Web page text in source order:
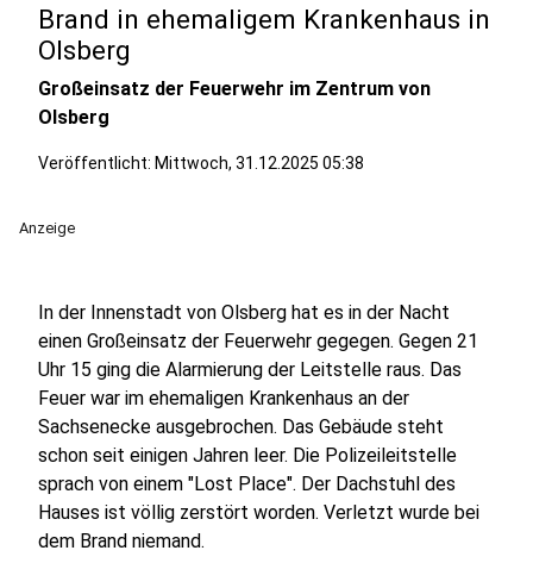
Brand in ehemaligem Krankenhaus in
Olsberg
Großeinsatz der Feuerwehr im Zentrum von
Olsberg
Veröffentlicht: Mittwoch, 31.12.2025 05:38
Anzeige
In der Innenstadt von Olsberg hat es in der Nacht
einen Großeinsatz der Feuerwehr gegegen. Gegen 21
Uhr 15 ging die Alarmierung der Leitstelle raus. Das
Feuer war im ehemaligen Krankenhaus an der
Sachsenecke ausgebrochen. Das Gebäude steht
schon seit einigen Jahren leer. Die Polizeileitstelle
sprach von einem "Lost Place". Der Dachstuhl des
Hauses ist völlig zerstört worden. Verletzt wurde bei
dem Brand niemand.